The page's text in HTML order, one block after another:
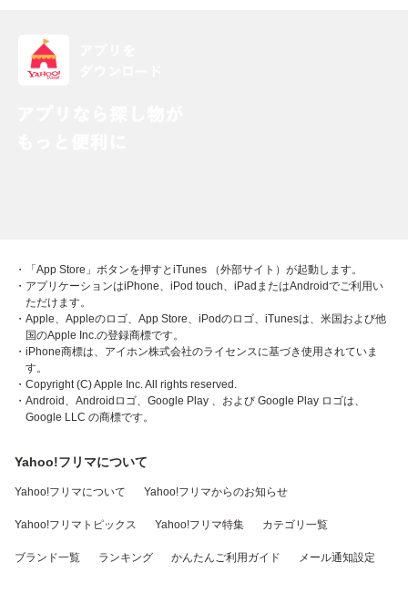
・「App Store」ボタンを押すとiTunes （外部サイト）が起動します。
・アプリケーションはiPhone、iPod touch、iPadまたはAndroidでご利用い
ただけます。
・Apple、Appleのロゴ、App Store、iPodのロゴ、iTunesは、米国および他
国のApple Inc.の登録商標です。
・iPhone商標は、アイホン株式会社のライセンスに基づき使用されていま
す。
・Copyright (C) Apple Inc. All rights reserved.
・Android、Androidロゴ、Google Play 、および Google Play ロゴは、
Google LLC の商標です。
Yahoo!フリマについて
Yahoo!フリマについて Yahoo!フリマからのお知らせ
Yahoo!フリマトピックス Yahoo!フリマ特集 カテゴリ一覧
ブランド一覧 ランキング かんたんご利用ガイド メール通知設定